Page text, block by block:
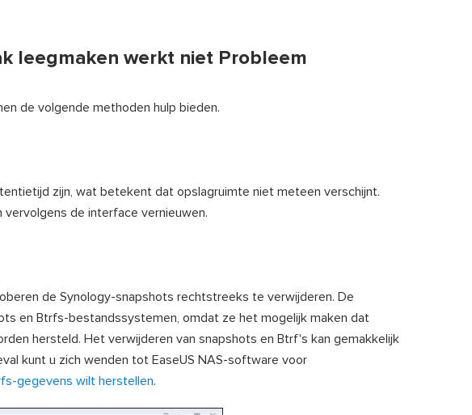
leegmaken werkt niet Probleem
de volgende methoden hulp bieden.
zijn, wat betekent dat opslagruimte niet meteen verschijnt.
de interface vernieuwen.
de Synology-snapshots rechtstreeks te verwijderen. De
en Btrfs-bestandssystemen, omdat ze het mogelijk maken dat
hersteld. Het verwijderen van snapshots en Btrf's kan gemakkelijk
kunt u zich wenden tot EaseUS NAS-software voor
gegevens wilt herstellen.